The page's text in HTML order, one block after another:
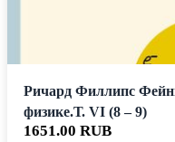
Ричард Филлипс
физике.Т. VI (8 – 9)
1651.00 RUB